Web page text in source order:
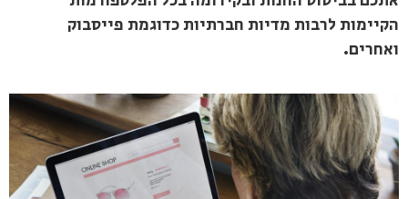
הקיימות לרבות מדיות חברתיות כדוגמת פייסבוק
ואחרים.